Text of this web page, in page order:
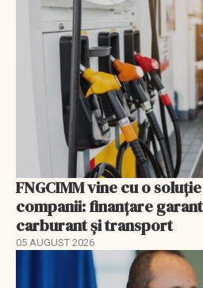
FNGCIMM vine cu o
companii: finanțare
carburant și transport
05 AUGUST 2026